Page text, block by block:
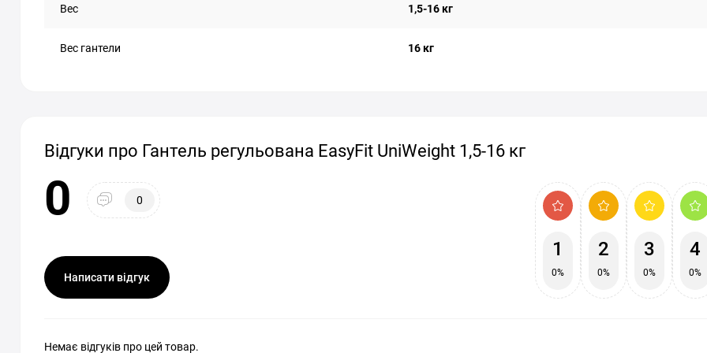
Вес 1,5-16 кг
Вес гантели 16 кг
Відгуки про Гантель регульована EasyFit UniWeight 1,5-16 кг
0 0
Написати відгук
1
0%
2
0%
3
0%
4
0%
Немає відгуків про цей товар.